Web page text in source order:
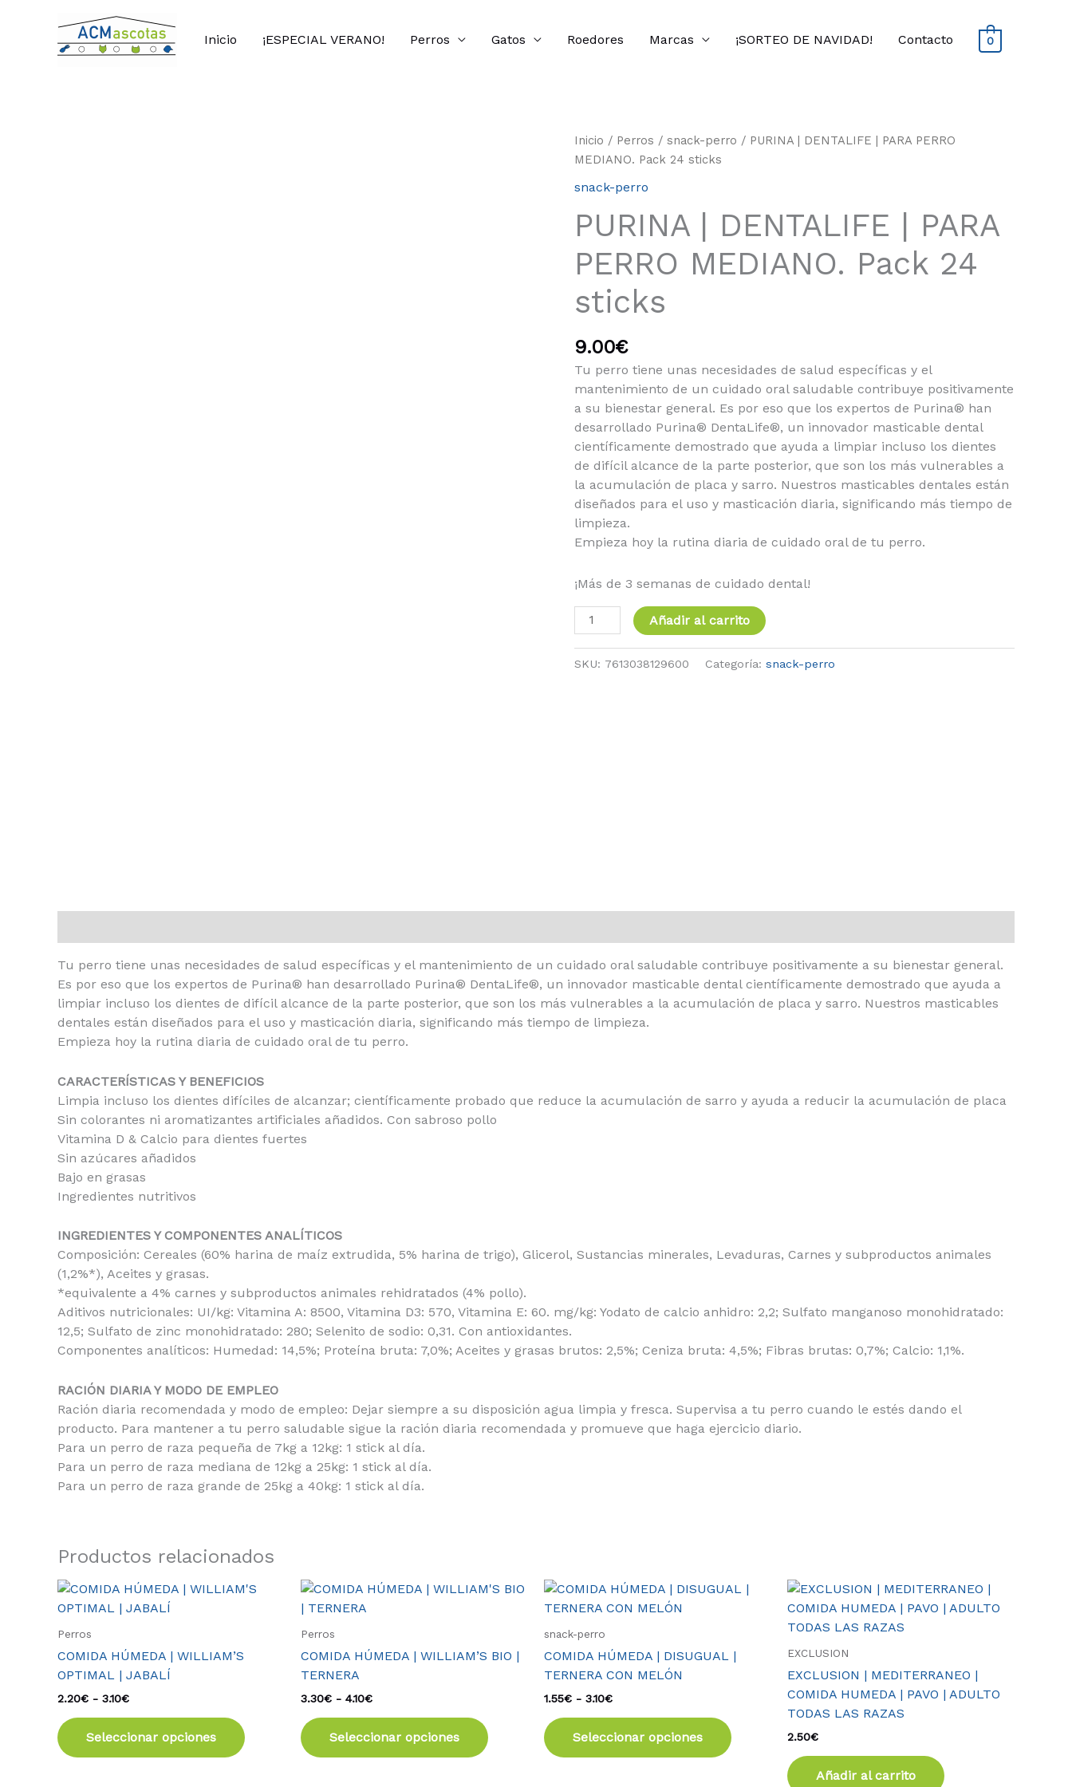
contenido
Inicio ¡ESPECIAL VERANO! Perros Gatos Roedores Marcas ¡SORTEO DE NAVIDAD! Contacto 0
Inicio / Perros / snack-perro / PURINA | DENTALIFE | PARA PERRO
MEDIANO. Pack 24 sticks
snack-perro
PURINA | DENTALIFE | PARA
PERRO MEDIANO. Pack 24
sticks
9.00€
Tu perro tiene unas necesidades de salud específicas y el
mantenimiento de un cuidado oral saludable contribuye positivamente
a su bienestar general. Es por eso que los expertos de Purina® han
desarrollado Purina® DentaLife®, un innovador masticable dental
científicamente demostrado que ayuda a limpiar incluso los dientes
de difícil alcance de la parte posterior, que son los más vulnerables a
la acumulación de placa y sarro. Nuestros masticables dentales están
diseñados para el uso y masticación diaria, significando más tiempo de
limpieza.
Empieza hoy la rutina diaria de cuidado oral de tu perro.
¡Más de 3 semanas de cuidado dental!
PURINA
|
|
PARA
PERRO
MEDIANO.
Pack
24
sticks
Añadir al carrito
SKU: 7613038129600 Categoría: snack-perro
Tu perro tiene unas necesidades de salud específicas y el mantenimiento de un cuidado oral saludable contribuye positivamente a su bienestar general.
Es por eso que los expertos de Purina® han desarrollado Purina® DentaLife®, un innovador masticable dental científicamente demostrado que ayuda a
limpiar incluso los dientes de difícil alcance de la parte posterior, que son los más vulnerables a la acumulación de placa y sarro. Nuestros masticables
dentales están diseñados para el uso y masticación diaria, significando más tiempo de limpieza.
Empieza hoy la rutina diaria de cuidado oral de tu perro.
CARACTERÍSTICAS Y BENEFICIOS
Limpia incluso los dientes difíciles de alcanzar; científicamente probado que reduce la acumulación de sarro y ayuda a reducir la acumulación de placa
Sin colorantes ni aromatizantes artificiales añadidos. Con sabroso pollo
Vitamina D & Calcio para dientes fuertes
Sin azúcares añadidos
Bajo en grasas
Ingredientes nutritivos
INGREDIENTES Y COMPONENTES ANALÍTICOS
Composición: Cereales (60% harina de maíz extrudida, 5% harina de trigo), Glicerol, Sustancias minerales, Levaduras, Carnes y subproductos animales
(1,2%*), Aceites y grasas.
*equivalente a 4% carnes y subproductos animales rehidratados (4% pollo).
Aditivos nutricionales: UI/kg: Vitamina A: 8500, Vitamina D3: 570, Vitamina E: 60. mg/kg: Yodato de calcio anhidro: 2,2; Sulfato manganoso monohidratado:
12,5; Sulfato de zinc monohidratado: 280; Selenito de sodio: 0,31. Con antioxidantes.
Componentes analíticos: Humedad: 14,5%; Proteína bruta: 7,0%; Aceites y grasas brutos: 2,5%; Ceniza bruta: 4,5%; Fibras brutas: 0,7%; Calcio: 1,1%.
RACIÓN DIARIA Y MODO DE EMPLEO
Ración diaria recomendada y modo de empleo: Dejar siempre a su disposición agua limpia y fresca. Supervisa a tu perro cuando le estés dando el
producto. Para mantener a tu perro saludable sigue la ración diaria recomendada y promueve que haga ejercicio diario.
Para un perro de raza pequeña de 7kg a 12kg: 1 stick al día.
Para un perro de raza mediana de 12kg a 25kg: 1 stick al día.
Para un perro de raza grande de 25kg a 40kg: 1 stick al día.
Productos relacionados
Perros
COMIDA HÚMEDA | WILLIAM’S
OPTIMAL | JABALÍ
2.20€ - 3.10€
Rango
precios:
hasta
3.10€
Seleccionar opciones
Este
variantes.
pueden
Perros
COMIDA HÚMEDA | WILLIAM’S BIO |
TERNERA
3.30€ - 4.10€
Rango
hasta
Seleccionar opciones
Este
variantes.
pueden
snack-perro
COMIDA HÚMEDA | DISUGUAL |
TERNERA CON MELÓN
1.55€ - 3.10€
Rango
precios:
hasta
3.10€
Seleccionar opciones
Este
variantes.
pueden
EXCLUSION
EXCLUSION | MEDITERRANEO |
COMIDA HUMEDA | PAVO | ADULTO
TODAS LAS RAZAS
2.50€
Añadir al carrito